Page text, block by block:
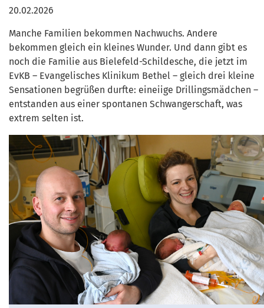
20.02.2026
Manche Familien bekommen Nachwuchs. Andere
bekommen gleich ein kleines Wunder. Und dann gibt es
noch die Familie aus Bielefeld-Schildesche, die jetzt im
EvKB – Evangelisches Klinikum Bethel – gleich drei kleine
Sensationen begrüßen durfte: eineiige Drillingsmädchen –
entstanden aus einer spontanen Schwangerschaft, was
extrem selten ist.